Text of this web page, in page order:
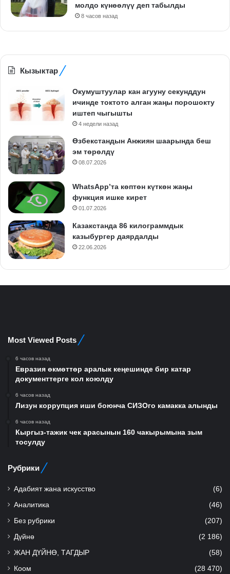
молдо күнөөлүү деп табылды
8 часов назад
Кызыктар
Окумуштуулар кан агууну секунддун
ичинде токтото алган жаңы порошокту
иштеп чыгышты
4 недели назад
Өзбекстандын Анжиян шаарында беш
эм төрөлдү
08.07.2026
WhatsApp’та көптөн күткөн жаңы
функция ишке кирет
01.07.2026
Казакстанда 86 килограммдык
казыбургер даярдалды
22.06.2026
Most Viewed Posts
6 часов назад
Евразия өкмөттөр аралык кеңешинде бир катар
документтерге кол коюлду
6 часов назад
Лизун коррупция иши боюнча СИЗОго камакка алынды
6 часов назад
Кыргыз-тажик чек арасынын 160 чакырымына зым
тосулду
Рубрики
Адабият жана искусство (6)
Аналитика (46)
Без рубрики (207)
Дүйнө (2 186)
ЖАН ДҮЙНӨ, ТАГДЫР (58)
Коом (28 470)